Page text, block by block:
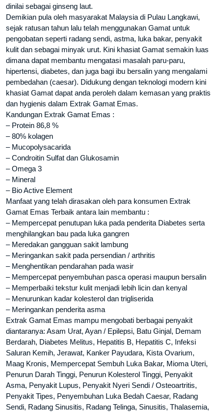
dinilai sebagai ginseng laut.
Demikian pula oleh masyarakat Malaysia di Pulau Langkawi,
sejak ratusan tahun lalu telah menggunakan Gamat untuk
pengobatan seperti radang sendi, astma, luka bakar, penyakit
kulit dan sebagai minyak urut. Kini khasiat Gamat semakin luas
dimana dapat membantu mengatasi masalah paru-paru,
hipertensi, diabetes, dan juga bagi ibu bersalin yang mengalami
pembedahan (caesar). Didukung dengan teknologi modern kini
khasiat Gamat dapat anda peroleh dalam kemasan yang praktis
dan hygienis dalam Extrak Gamat Emas.
Kandungan Extrak Gamat Emas :
– Protein 86,8 %
– 80% kolagen
– Mucopolysacarida
– Condroitin Sulfat dan Glukosamin
– Omega 3
– Mineral
– Bio Active Element
Manfaat yang telah dirasakan oleh para konsumen Extrak
Gamat Emas Terbaik antara lain membantu :
– Mempercepat penutupan luka pada penderita Diabetes serta
menghilangkan bau pada luka gangren
– Meredakan gangguan sakit lambung
– Meringankan sakit pada persendian / arthritis
– Menghentikan pendarahan pada wasir
– Mempercepat penyembuhan pasca operasi maupun bersalin
– Memperbaiki tekstur kulit menjadi lebih licin dan kenyal
– Menurunkan kadar kolesterol dan trigliserida
– Meringankan penderita asma
Extrak Gamat Emas mampu mengobati berbagai penyakit
diantaranya: Asam Urat, Ayan / Epilepsi, Batu Ginjal, Demam
Berdarah, Diabetes Melitus, Hepatitis B, Hepatitis C, Infeksi
Saluran Kemih, Jerawat, Kanker Payudara, Kista Ovarium,
Maag Kronis, Mempercepat Sembuh Luka Bakar, Mioma Uteri,
Penurun Darah Tinggi, Penurun Kolesterol Tinggi, Penyakit
Asma, Penyakit Lupus, Penyakit Nyeri Sendi / Osteoartritis,
Penyakit Tipes, Penyembuhan Luka Bedah Caesar, Radang
Sendi, Radang Sinusitis, Radang Telinga, Sinusitis, Thalasemia,